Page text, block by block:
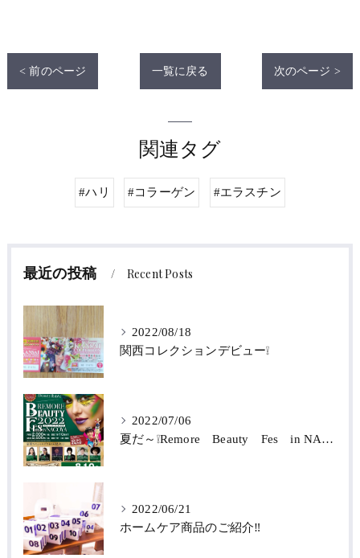
< 前のページ 一覧に戻る 次のページ >
関連タグ
#ハリ #コラーゲン #エラスチン
最近の投稿 Recent Posts
2022/08/18
関西コレクションデビュー❕
2022/07/06
夏だ～❕Remore Beauty Fes in NAGOYA 2022‼
2022/06/21
ホームケア商品のご紹介‼